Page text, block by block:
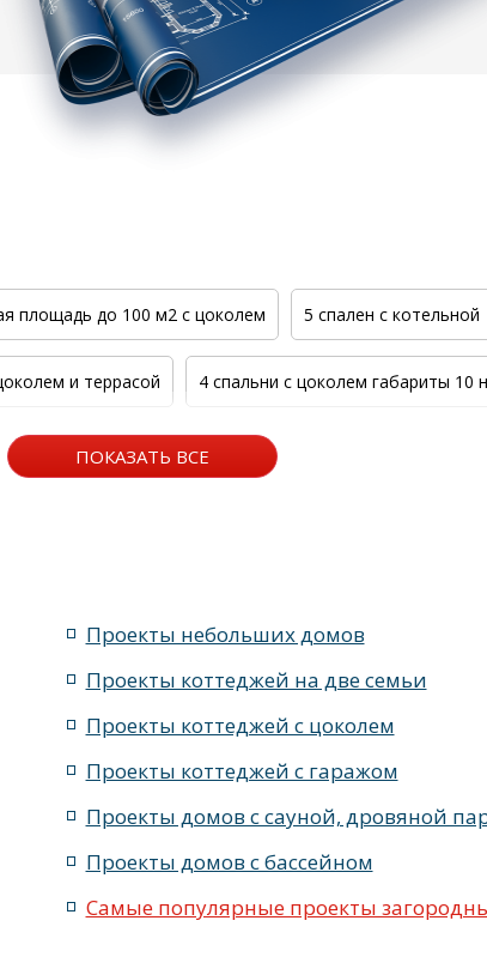
площадь до 100 м2 с цоколем 5 спален с котельной
и террасой 4 спальни с цоколем габариты 10
стиле с террасой жилых в стиле Райта с
ПОКАЗАТЬ ВСЕ
Проекты небольших домов
Проекты коттеджей на две семьи
Проекты коттеджей с цоколем
Проекты коттеджей с гаражом
Проекты домов с сауной, дровяной
Проекты домов с бассейном
Самые популярные проекты